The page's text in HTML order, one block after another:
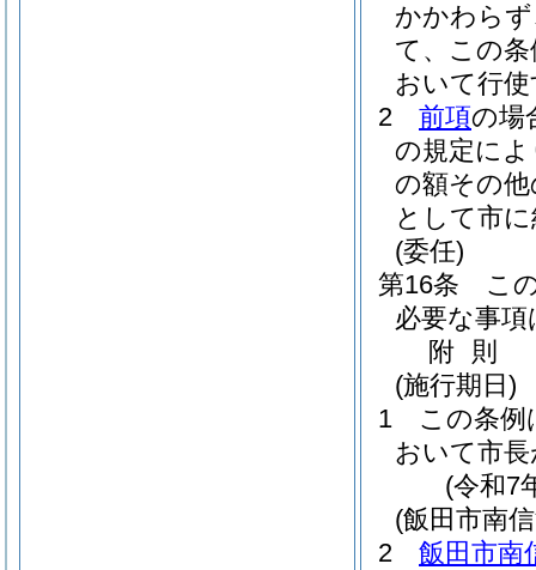
かかわら
て、この
おいて行
2
前項の場
の規定に
の額その
として市
(委任)
第16条
こ
必要な事
附 則
(施行期日)
1
この条例
おいて市
(令和7
(飯田市南
2
飯田市南